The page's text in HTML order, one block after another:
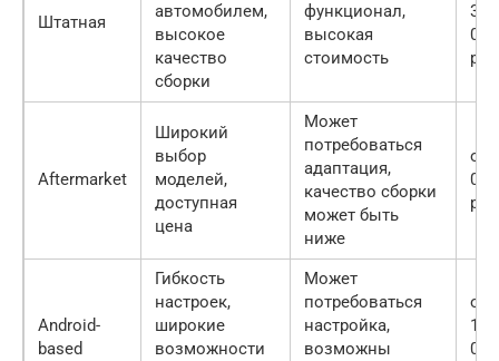
Штатная
автомобилем,
высокое
качество
сборки
функционал,
высокая
стоимость
30
000
руб.
Aftermarket
Широкий
выбор
моделей,
доступная
цена
Может
потребоваться
адаптация,
качество сборки
может быть
ниже
от
000
руб.
Android-
based
Гибкость
настроек,
широкие
возможности
Может
потребоваться
настройка,
возможны
от
15
000